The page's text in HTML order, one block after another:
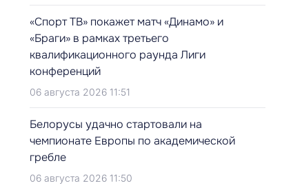
«Спорт ТВ» покажет матч «Динамо» и
«Браги» в рамках третьего
квалификационного раунда Лиги
конференций
06 августа 2026 11:51
Белорусы удачно стартовали на
чемпионате Европы по академической
гребле
06 августа 2026 11:50